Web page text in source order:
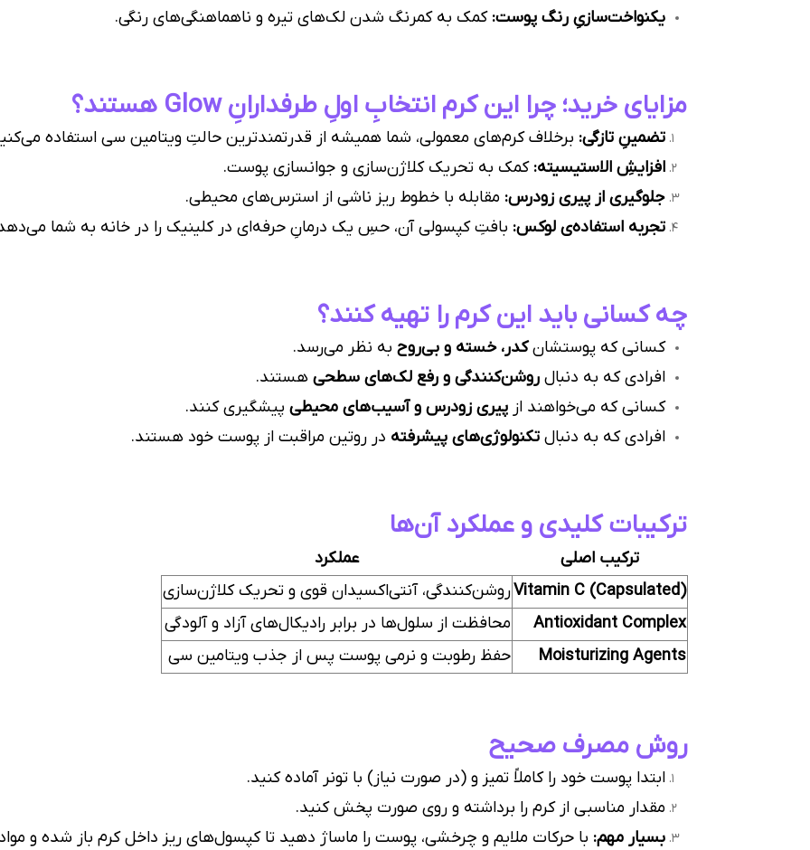
یکنواخت‌سازیِ رنگ پوست: کمک به کمرنگ شدن لک‌های تیره و ناهماهنگی‌های رنگی.
مزایای خرید؛ چرا این کرم انتخابِ اولِ طرفدارانِ Glow هستند؟
تضمینِ تازگی: برخلاف کرم‌های معمولی، شما همیشه از قدرتمندترین حالتِ ویتامین سی استفاده
افزایشِ الاستیسیته: کمک به تحریک کلاژن‌سازی و جوانسازی پوست.
جلوگیری از پیری زودرس: مقابله با خطوط ریز ناشی از استرس‌های محیطی.
تجربه استفاده‌ی لوکس: بافتِ کپسولی آن، حسِ یک درمانِ حرفه‌ای در کلینیک را در خانه به شما
چه کسانی باید این کرم را تهیه کنند؟
کسانی که پوستشانکدر، خسته و بی‌روح به نظر می‌رسد.
افرادی که به دنبال روشن‌کنندگی و رفع لک‌های سطحی هستند.
کسانی که می‌خواهند از پیری زودرس و آسیب‌های محیطی پیشگیری کنند.
افرادی که به دنبال تکنولوژی‌های پیشرفته در روتین مراقبت از پوست خود هستند.
ترکیبات کلیدی و عملکرد آن‌ها
ترکیب اصلی
عملکرد
Vitamin C (Capsulated)روشن‌کنندگی، آنتی‌اکسیدان قوی و تحریک کلاژن‌سازی
Antioxidant Complex
محافظت از سلول‌ها در برابر رادیکال‌های آزاد و آلودگی
Moisturizing Agents
حفظ رطوبت و نرمی پوست پس از جذب ویتامین سی
روش مصرف صحیح
ابتدا پوست خود را کاملاً تمیز و (در صورت نیاز) با تونر آماده کنید.
مقدار مناسبی از کرم را برداشته و روی صورت پخش کنید.
بسیار مهم: با حرکات ملایم و چرخشی، پوست را ماساژ دهید تا کپسول‌های ریز داخل کرم باز شده و